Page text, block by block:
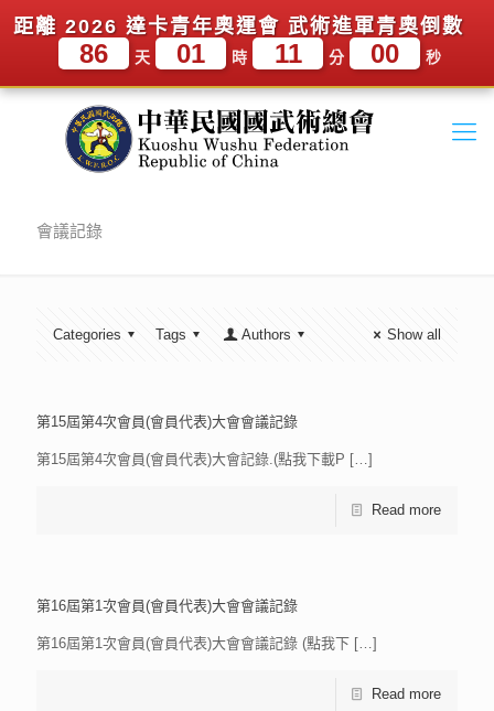
距離 2026 達卡青年奧運會 武術進軍青奧倒數
86 天 01 時 11 分 00 秒
會議記錄
Categories Tags Authors Show all
第15屆第4次會員(會員代表)大會會議記錄
第15屆第4次會員(會員代表)大會記錄.(點我下載P […]
Read more
第16屆第1次會員(會員代表)大會會議記錄
第16屆第1次會員(會員代表)大會會議記錄 (點我下 […]
Read more